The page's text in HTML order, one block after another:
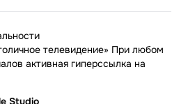
телевидение» При любом
активная гиперссылка на
Studio